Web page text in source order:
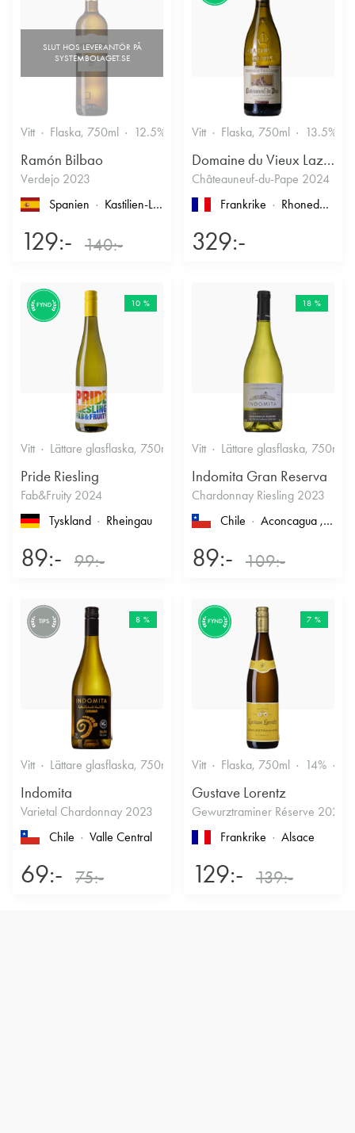
Vitt Flaska, 750ml 12.5%
Ramón Bilbao
Verdejo 2023
Spanien
Kastilien-León
129:- 140:-
Vitt Flaska, 750ml 13.5%
Domaine du Vieux Lazaret
Châteauneuf-du-Pape 2024
Frankrike
Rhonedalen
329:-
FYND 10 %
Vitt Lättare glasflaska, 750ml 12% Friskt & Fruktigt
Pride Riesling
Fab&Fruity 2024
Tyskland
Rheingau
89:- 99:-
18 %
Vitt Lättare glasflaska, 750ml
Indomita Gran Reserva
Chardonnay Riesling 2023
Chile
Aconcagua , Casablanca
89:- 109:-
TIPS 8 %
Vitt Lättare glasflaska, 750ml 12.5% Friskt & Fruktigt
Indomita
Varietal Chardonnay 2023
Chile
Valle Central
69:- 75:-
FYND 7 %
Vitt Flaska, 750ml 14%
Gustave Lorentz
Gewurztraminer Réserve 2025
Frankrike
Alsace
129:- 139:-